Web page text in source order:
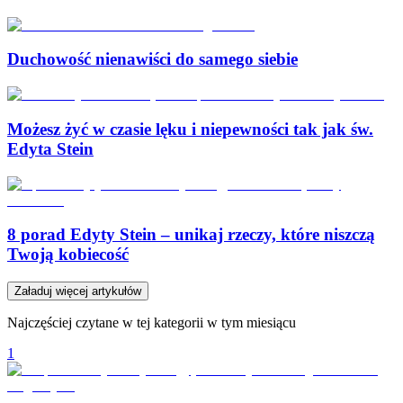
Duchowość nienawiści do samego siebie
Możesz żyć w czasie lęku i niepewności tak jak św.
Edyta Stein
8 porad Edyty Stein – unikaj rzeczy, które niszczą
Twoją kobiecość
Załaduj więcej artykułów
Najczęściej czytane w tej kategorii w tym miesiącu
1